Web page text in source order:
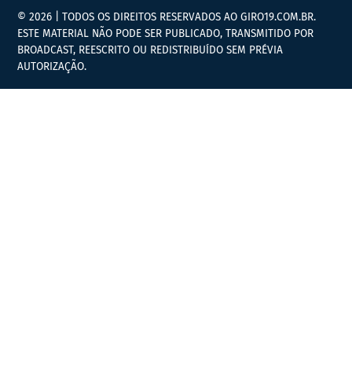
© 2026 | TODOS OS DIREITOS RESERVADOS AO GIRO19.COM.BR.
ESTE MATERIAL NÃO PODE SER PUBLICADO, TRANSMITIDO POR
BROADCAST, REESCRITO OU REDISTRIBUÍDO SEM PRÉVIA
AUTORIZAÇÃO.